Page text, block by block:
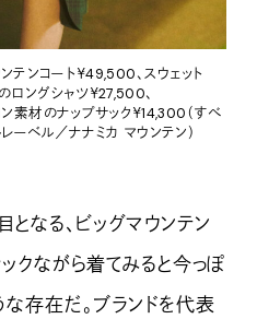
ンコート￥49,500、スウェット
ロングシャツ￥27,500、
素材のナップサック￥14,300（すべ
レーベル／ナナミカ マウンテン）
なる、ビッグマウンテン
クながら着てみると今っぽ
存在だ。ブランドを代表